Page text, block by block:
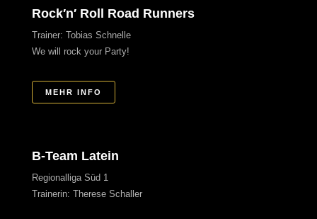
Rock′n′ Roll Road Runners
Trainer: Tobias Schnelle
We will rock your Party!
MEHR INFO
B-Team Latein
Regionalliga Süd 1
Trainerin: Therese Schaller